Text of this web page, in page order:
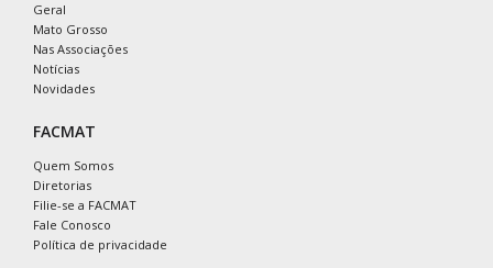
Geral
Mato Grosso
Nas Associações
Notícias
Novidades
FACMAT
Quem Somos
Diretorias
Filie-se a FACMAT
Fale Conosco
Política de privacidade